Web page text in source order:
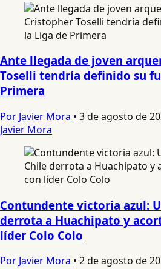
Ante llegada de joven
Toselli tendría definido su
Primera
Por Javier Mora • 3 de agosto de
Javier Mora
Contundente victoria azul:
derrota a Huachipato y
líder Colo Colo
Por Javier Mora • 2 de agosto de